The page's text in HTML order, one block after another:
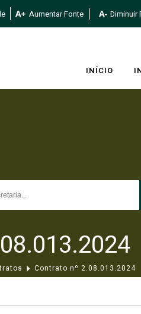
Aumentar Fonte Diminuir
INÍCIO
Contrato nº 2.08.013.2024